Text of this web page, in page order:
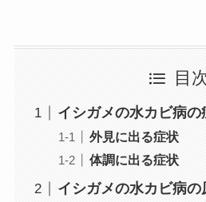
目
イシガメの水カビ病の
外見に出る症状
体調に出る症状
イシガメの水カビ病の